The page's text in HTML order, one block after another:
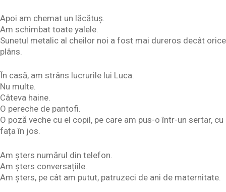
Apoi am chemat un lăcătuș.
Am schimbat toate yalele.
Sunetul metalic al cheilor noi a fost mai dureros decât orice
plâns.
În casă, am strâns lucrurile lui Luca.
Nu multe.
Câteva haine.
O pereche de pantofi.
O poză veche cu el copil, pe care am pus-o într-un sertar, cu
fața în jos.
Am șters numărul din telefon.
Am șters conversațiile.
Am șters, pe cât am putut, patruzeci de ani de maternitate.